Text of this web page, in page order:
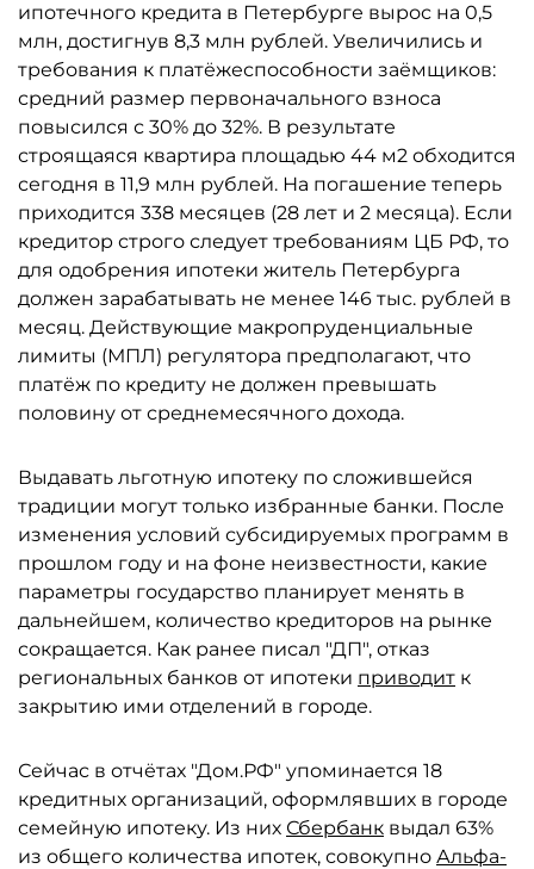
ипотечного кредита в Петербурге вырос на 0,5
млн, достигнув 8,3 млн рублей. Увеличились и
требования к платёжеспособности заёмщиков:
средний размер первоначального взноса
повысился с 30% до 32%. В результате
строящаяся квартира площадью 44 м2 обходится
сегодня в 11,9 млн рублей. На погашение теперь
приходится 338 месяцев (28 лет и 2 месяца). Если
кредитор строго следует требованиям ЦБ РФ, то
для одобрения ипотеки житель Петербурга
должен зарабатывать не менее 146 тыс. рублей в
месяц. Действующие макропруденциальные
лимиты (МПЛ) регулятора предполагают, что
платёж по кредиту не должен превышать
половину от среднемесячного дохода.
Выдавать льготную ипотеку по сложившейся
традиции могут только избранные банки. После
изменения условий субсидируемых программ в
прошлом году и на фоне неизвестности, какие
параметры государство планирует менять в
дальнейшем, количество кредиторов на рынке
сокращается. Как ранее писал "ДП", отказ
региональных банков от ипотеки приводит к
закрытию ими отделений в городе.
Сейчас в отчётах "Дом.РФ" упоминается 18
кредитных организаций, оформлявших в городе
семейную ипотеку. Из них Сбербанк выдал 63%
из общего количества ипотек, совокупно Альфа-